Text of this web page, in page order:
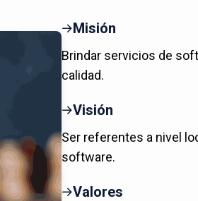
Misión
Brindar servicios de
calidad.
Visión
Ser referentes a nivel
software.
Valores